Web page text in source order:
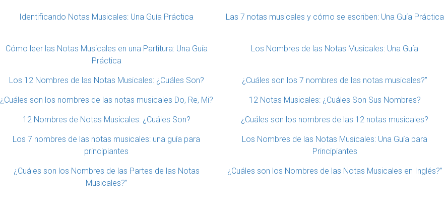
Identificando Notas Musicales: Una Guía Práctica Las 7 notas musicales y cómo se escriben: Una Guía Práctica
Cómo leer las Notas Musicales en una Partitura: Una Guía
Práctica
Los Nombres de las Notas Musicales: Una Guía
Los 12 Nombres de las Notas Musicales: ¿Cuáles Son? ¿Cuáles son los 7 nombres de las notas musicales?”
¿Cuáles son los nombres de las notas musicales Do, Re, Mi? 12 Notas Musicales: ¿Cuáles Son Sus Nombres?
12 Nombres de Notas Musicales: ¿Cuáles Son? ¿Cuáles son los nombres de las 12 notas musicales?
Los 7 nombres de las notas musicales: una guía para
principiantes
Los Nombres de las Notas Musicales: Una Guía para
Principiantes
¿Cuáles son los Nombres de las Partes de las Notas
Musicales?”
¿Cuáles son los Nombres de las Notas Musicales en Inglés?”